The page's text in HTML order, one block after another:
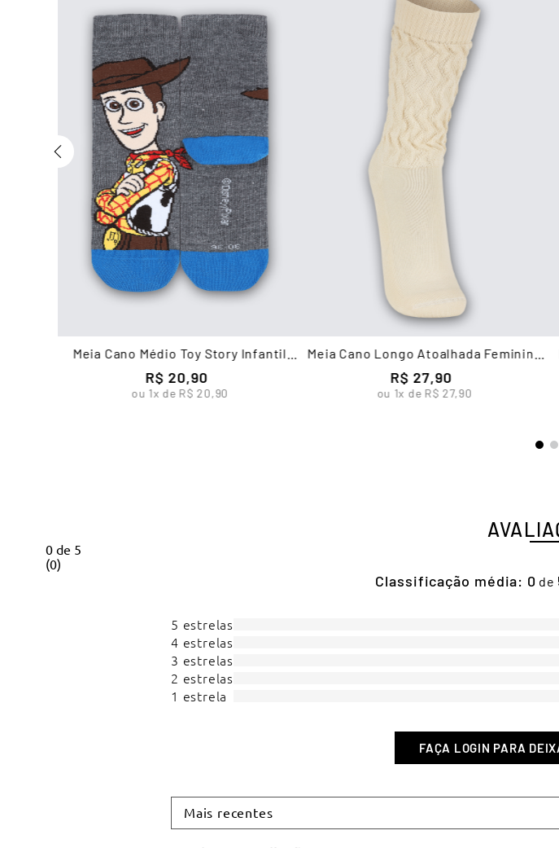
Meia Cano Médio Toy Story Infantil
Unissex Lupo
R$ 20,90
ou 1x de R$ 20,90
Meia Cano Longo Atoalhada Feminina
R$ 27,90
ou 1x de R$ 27,90
0 de 5
(0)
Classificação média: 0
5 estrelas
4 estrelas
3 estrelas
2 estrelas
1 estrela
Mais recentes